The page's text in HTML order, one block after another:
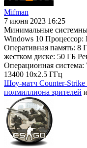
Mifman
7 июня 2023 16:25
Минимальные
Windows 10 Процессор:
Оперативная память: 8
жестком диске: 50 ГБ
Операционная
13400 10x2.5 ГГц
Шоу-матч Counter-Strike
полмиллиона зрителей